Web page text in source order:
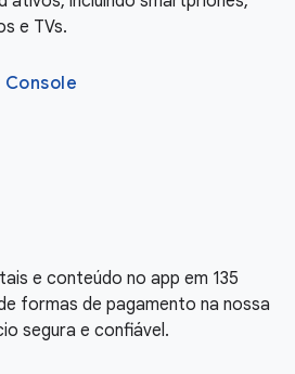
e TVs.
Console
e conteúdo no app em 135
formas de pagamento na nossa
segura e confiável.